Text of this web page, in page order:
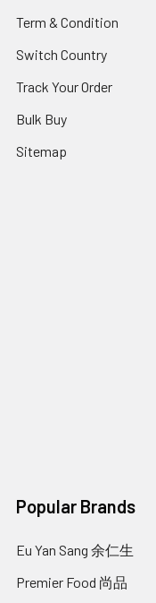
Term & Condition
Switch Country
Track Your Order
Bulk Buy
Sitemap
Popular Brands
Eu Yan Sang 余仁生
Premier Food 尚品